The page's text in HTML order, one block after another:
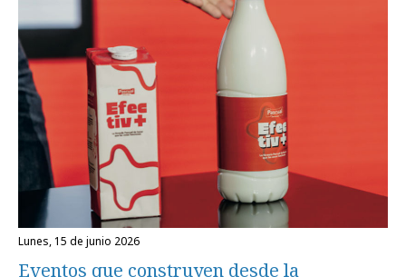
lunes, 15 de junio 2026
Eventos que construyen desde la